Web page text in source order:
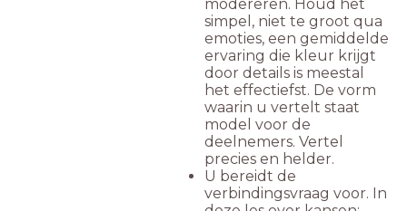
modereren. Houd het
simpel, niet te groot qua
emoties, een gemiddelde
ervaring die kleur krijgt
door details is meestal
het effectiefst. De vorm
waarin u vertelt staat
model voor de
deelnemers. Vertel
precies en helder.
U bereidt de
verbindingsvraag voor. In